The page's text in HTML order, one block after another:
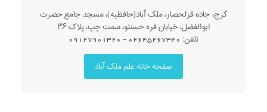
کرج، جاده قزلحصار، ملک آباد(حافظیه)، مسجد جامع حضرت
ابوالفضل، خیابان قره حسنلو، سمت چپ، پلاک ۳۶
تلفن: 02645267340 – 09127901320
صفحه خانه علم ملک آباد